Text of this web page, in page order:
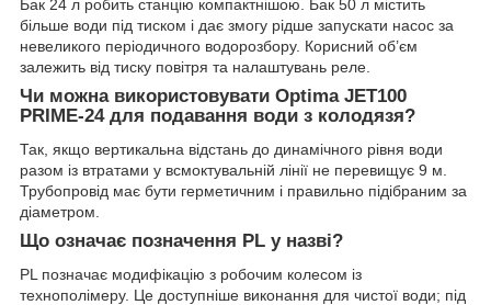
Бак 24 л робить станцію компактнішою. Бак 50 л містить
більше води під тиском і дає змогу рідше запускати насос за
невеликого періодичного водорозбору. Корисний об’єм
залежить від тиску повітря та налаштувань реле.
Чи можна використовувати Optima JET100
PRIME-24 для подавання води з колодязя?
Так, якщо вертикальна відстань до динамічного рівня води
разом із втратами у всмоктувальній лінії не перевищує 9 м.
Трубопровід має бути герметичним і правильно підібраним за
діаметром.
Що означає позначення PL у назві?
PL позначає модифікацію з робочим колесом із
технополімеру. Це доступніше виконання для чистої води; під